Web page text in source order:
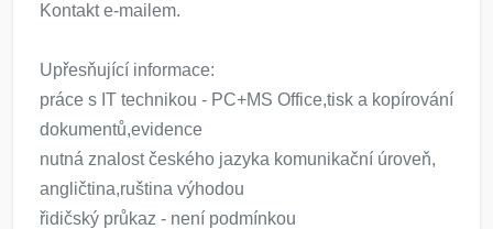
Kontakt e-mailem.
Upřesňující informace:
práce s IT technikou - PC+MS Office,tisk a kopírování
dokumentů,evidence
nutná znalost českého jazyka komunikační úroveň,
angličtina,ruština výhodou
řidičský průkaz - není podmínkou